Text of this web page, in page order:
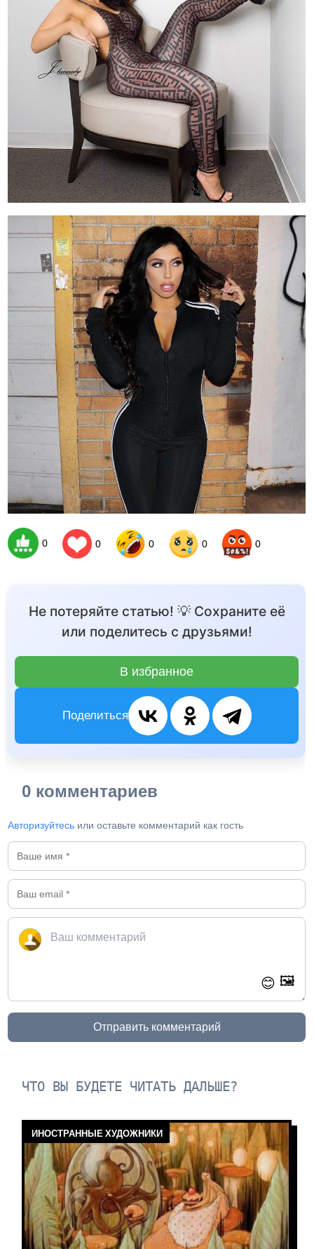
0 0 0 0 0
Не потеряйте статью! 💡 Сохраните её
или поделитесь с друзьями!
В избранное
Поделиться
0 комментариев
Авторизуйтесь или оставьте комментарий как гость
😊 🖼️
Отправить комментарий
ЧТО ВЫ БУДЕТЕ ЧИТАТЬ ДАЛЬШЕ?
ИНОСТРАННЫЕ ХУДОЖНИКИ